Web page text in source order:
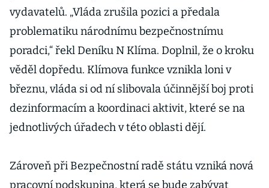
vydavatelů. „Vláda zrušila pozici a předala
problematiku národnímu bezpečnostnímu
poradci,“ řekl Deníku N Klíma. Doplnil, že o kroku
věděl dopředu. Klímova funkce vznikla loni v
březnu, vláda si od ní slibovala účinnější boj proti
dezinformacím a koordinaci aktivit, které se na
jednotlivých úřadech v této oblasti dějí.
Zároveň při Bezpečnostní radě státu vzniká nová
pracovní podskupina, která se bude zabývat